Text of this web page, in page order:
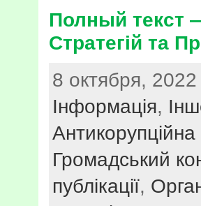
Полный текст
Стратегій та
8 октября,
Інформація,
Антикорупційна
Громадський
публікації,